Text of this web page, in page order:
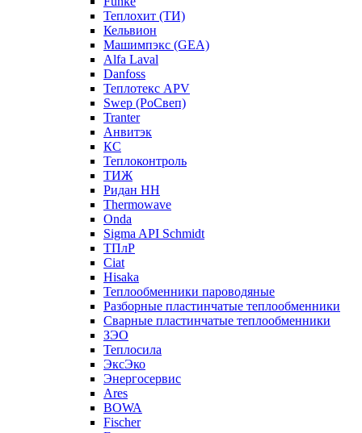
Теплохит (ТИ)
Кельвион
Машимпэкс (GEA)
Alfa Laval
Danfoss
Теплотекс APV
Swep (РоСвеп)
Tranter
Анвитэк
КС
Теплоконтроль
ТИЖ
Ридан НН
Thermowave
Onda
Sigma API Schmidt
ТПлР
Ciat
Hisaka
Теплообменники пароводяные
Разборные пластинчатые теплообменники
Сварные пластинчатые теплообменники
ЗЭО
Теплосила
ЭксЭко
Энергосервис
Ares
BOWA
Fischer